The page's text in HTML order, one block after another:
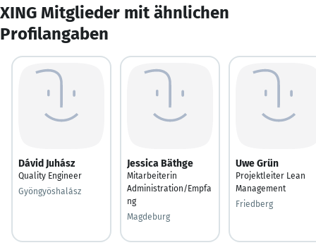
XING Mitglieder mit ähnlichen
Profilangaben
Dávid Juhász
Quality Engineer
Gyöngyöshalász
Jessica Bäthge
Mitarbeiterin
Administration/Empfa
ng
Magdeburg
Uwe Grün
Projektleiter Lean
Management
Friedberg